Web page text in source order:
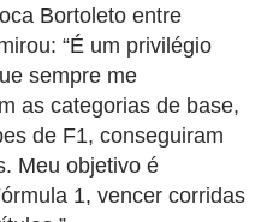
Bortoleto entre
“É um privilégio
sempre me
as categorias de base,
de F1, conseguiram
Meu objetivo é
1, vencer corridas